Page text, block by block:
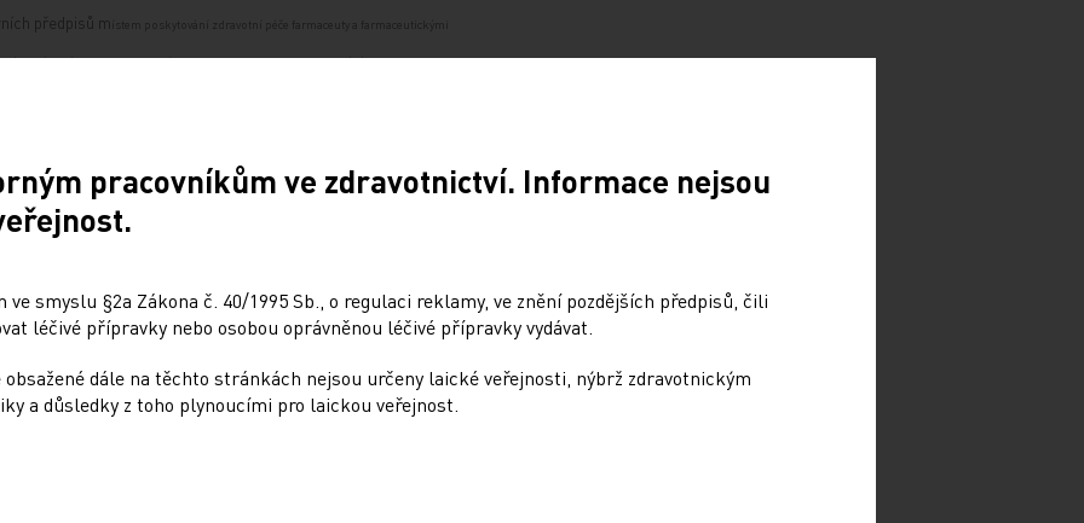
předpisů m
ístem poskytování zdravotní péče farmaceuty a farmaceutickými
s léky nepovolanými osobami a v nevyhovujících
v příslušných prostorách plně kompetentní. Návrh vedení
však není ničím jiným, než snahou o výdělek bez ohledu
hledá uplatnění v oborech, v nichž zásadně ohrožuje
upustilo od hazardování se zdravím obyvatel a používáním
pracovníkům ve zdravotnictví. Informace nejsou
smyslu §2a Zákona č. 40/1995 Sb., o regulaci reklamy, ve znění pozdějších předpisů, čili
léčivé přípravky nebo osobou oprávněnou léčivé přípravky vydávat.
dále na těchto stránkách nejsou určeny laické veřejnosti, nýbrž zdravotnickým
a důsledky z toho plynoucími pro laickou veřejnost.